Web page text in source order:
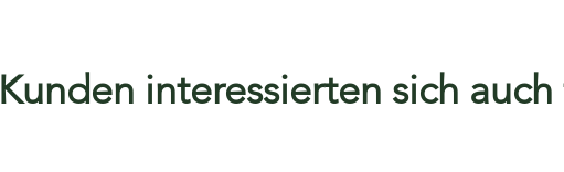
Kunden interessierten sich auch